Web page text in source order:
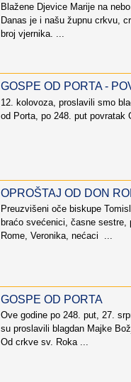
Blažene Djevice Marije na
Danas je i našu župnu crkvu,
broj vjernika. ...
GOSPE OD PORTA -
12. kolovoza, proslavili smo
od Porta, po 248. put povratak
OPROŠTAJ OD DON
Preuzvišeni oče biskupe
braćo svećenici, časne sestre,
Rome, Veronika, nećaci ...
GOSPE OD PORTA
Ove godine po 248. put, 27.
su proslavili blagdan Majke
Od crkve sv. Roka ...